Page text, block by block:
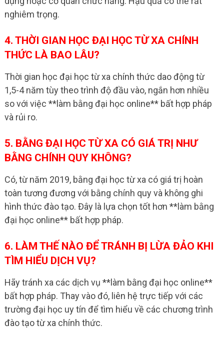
nghiêm trọng.
4. THỜI GIAN HỌC ĐẠI HỌC TỪ XA CHÍNH
THỨC LÀ BAO LÂU?
Thời gian học đại học từ xa chính thức dao động từ
1,5-4 năm tùy theo trình độ đầu vào, ngắn hơn nhiều
so với việc **làm bằng đại học online** bất hợp pháp
và rủi ro.
5. BẰNG ĐẠI HỌC TỪ XA CÓ GIÁ TRỊ NHƯ
BẰNG CHÍNH QUY KHÔNG?
Có, từ năm 2019, bằng đại học từ xa có giá trị hoàn
toàn tương đương với bằng chính quy và không ghi
hình thức đào tạo. Đây là lựa chọn tốt hơn **làm bằng
đại học online** bất hợp pháp.
6. LÀM THẾ NÀO ĐỂ TRÁNH BỊ LỪA ĐẢO KHI
TÌM HIỂU DỊCH VỤ?
Hãy tránh xa các dịch vụ **làm bằng đại học online**
bất hợp pháp. Thay vào đó, liên hệ trực tiếp với các
trường đại học uy tín để tìm hiểu về các chương trình
đào tạo từ xa chính thức.